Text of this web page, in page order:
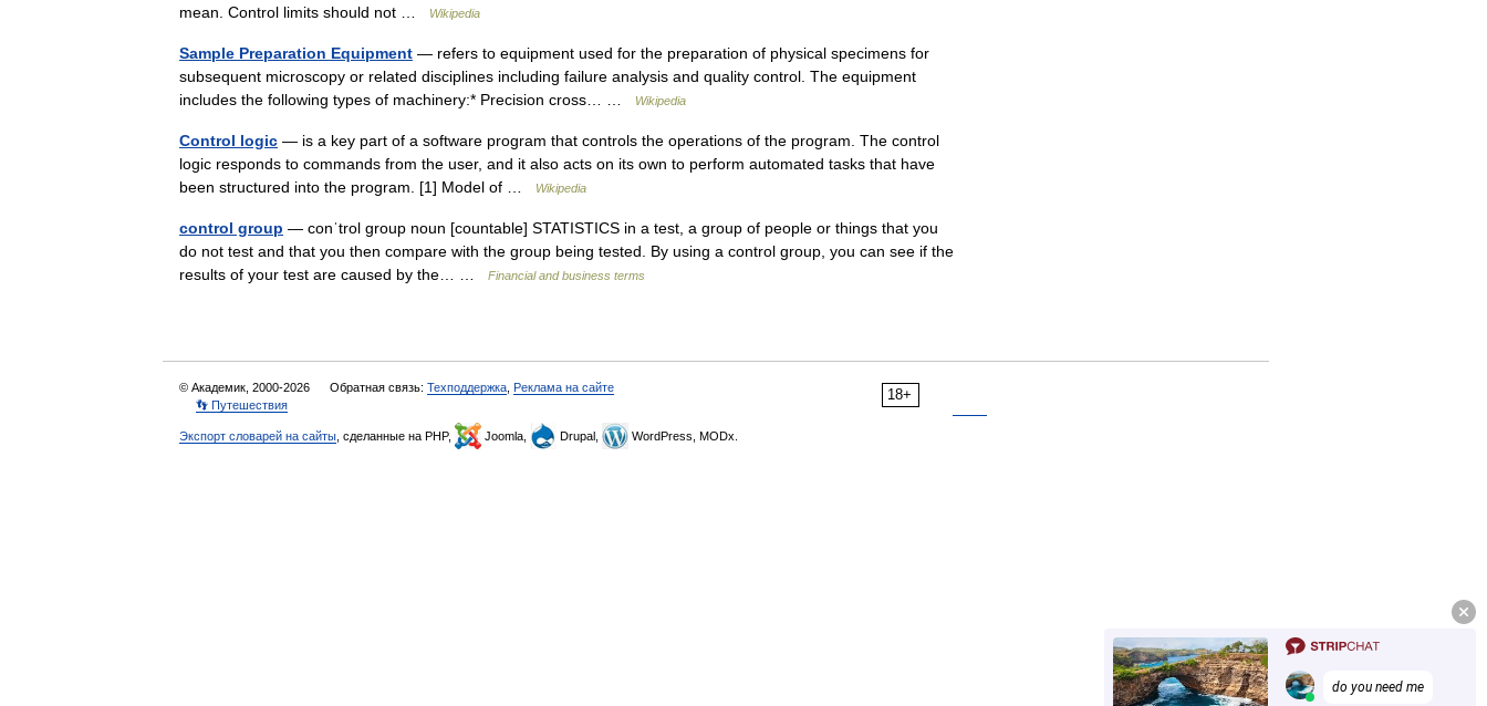
mean. Control limits should not …
Wikipedia
Sample Preparation Equipment — refers to equipment used for the preparation of physical specimens for
subsequent microscopy or related disciplines including failure analysis and quality control. The equipment
includes the following types of machinery:* Precision cross… …
Wikipedia
Control logic — is a key part of a software program that controls the operations of the program. The control
logic responds to commands from the user, and it also acts on its own to perform automated tasks that have
been structured into the program. [1] Model of …
Wikipedia
control group — conˈtrol group noun [countable] STATISTICS in a test, a group of people or things that you
do not test and that you then compare with the group being tested. By using a control group, you can see if the
results of your test are caused by the… …
Financial and business terms
18+
© Академик, 2000-2026 Обратная связь: Техподдержка Реклама на сайте
👣 Путешествия
Экспорт словарей на сайты , сделанные на PHP, Joomla, Drupal, WordPress, MODx.